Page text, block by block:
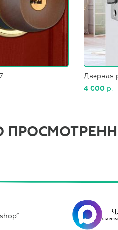
Дверная
4 000 р.